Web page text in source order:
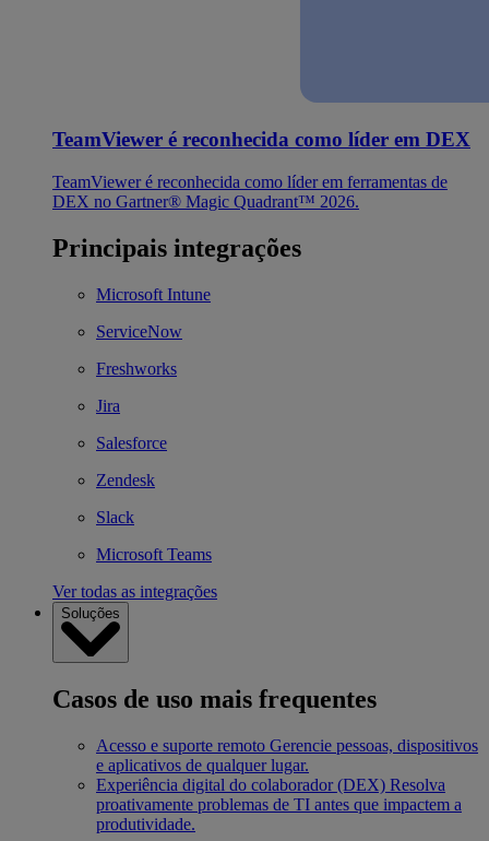
TeamViewer é reconhecida como líder em DEX
TeamViewer é reconhecida como líder em ferramentas de
DEX no Gartner® Magic Quadrant™ 2026.
Principais integrações
Microsoft Intune
ServiceNow
Freshworks
Jira
Salesforce
Zendesk
Slack
Microsoft Teams
Ver todas as integrações
Soluções
Casos de uso mais frequentes
Acesso e suporte remoto Gerencie pessoas, dispositivos
e aplicativos de qualquer lugar.
Experiência digital do colaborador (DEX) Resolva
proativamente problemas de TI antes que impactem a
produtividade.